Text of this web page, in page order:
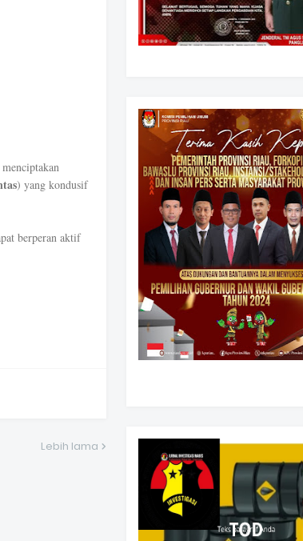
) yang kondusif
berperan aktif
Lebih lama